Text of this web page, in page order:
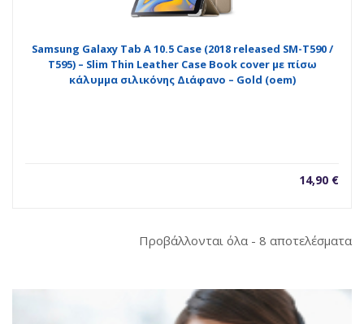
Samsung Galaxy Tab A 10.5 Case (2018 released SM-T590 /
T595) – Slim Thin Leather Case Book cover με πίσω
κάλυμμα σιλικόνης Διάφανο – Gold (oem)
14,90 €
Προβάλλονται όλα - 8 αποτελέσματα